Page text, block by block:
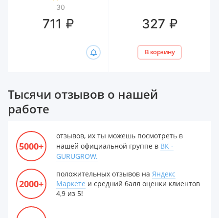
30
711 ₽
300 мл
327 ₽
В корзину
Тысячи отзывов о нашей
работе
5000+
отзывов, их ты можешь посмотреть в
нашей официальной группе в ВК -
GURUGROW.
2000+
положительных отзывов на Яндекс
Маркете и средний балл оценки клиентов
4,9 из 5!